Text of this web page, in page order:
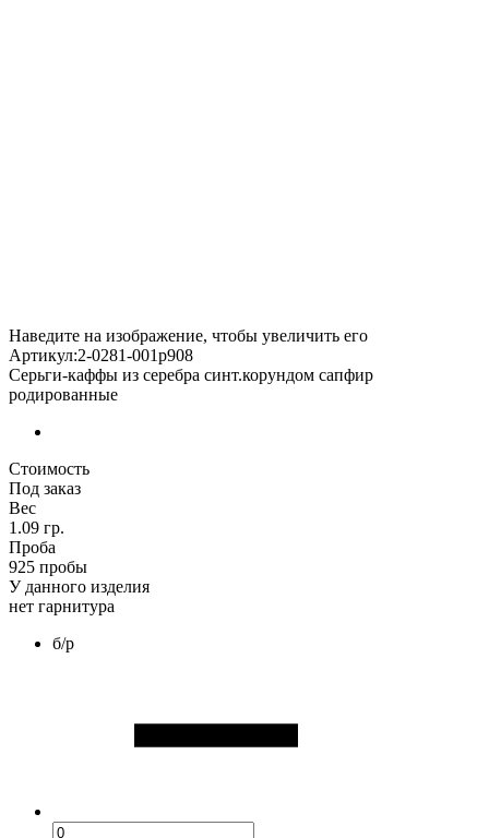
Наведите на изображение, чтобы увеличить его
Артикул:2-0281-001р908
Серьги-каффы из серебра синт.корундом сапфир
родированные
Стоимость
Под заказ
Вес
1.09 гр.
Проба
925 пробы
У данного изделия
нет гарнитура
б/р